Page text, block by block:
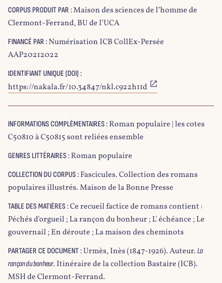
CORPUS PRODUIT PAR :Maison des sciences de l’homme de
Clermont-Ferrand, BU de l’UCA
FINANCÉ PAR : Numérisation ICB CollEx-Persée
AAP20212022
IDENTIFIANT UNIQUE (DOI) :
https://nakala.fr/10.34847/nkl.c922h11d
INFORMATIONS COMPLÉMENTAIRES : Roman populaire | les cotes
C50810 à C50815 sont reliées ensemble
GENRES LITTÉRAIRES : Roman populaire
COLLECTION DU CORPUS : Fascicules. Collection des romans
populaires illustrés. Maison de la Bonne Presse
TABLE DES MATIÈRES :Ce recueil factice de romans contient :
Péchés d'orgueil ; La rançon du bonheur ; L' échéance ; Le
gouvernail ; En déroute ; La maison des cheminots
PARTAGER CE DOCUMENT :Urmès, Inès (1847-1926). Auteur. La
rançon du bonheur. Itinéraire de la collection Bastaire (ICB).
MSH de Clermont-Ferrand.